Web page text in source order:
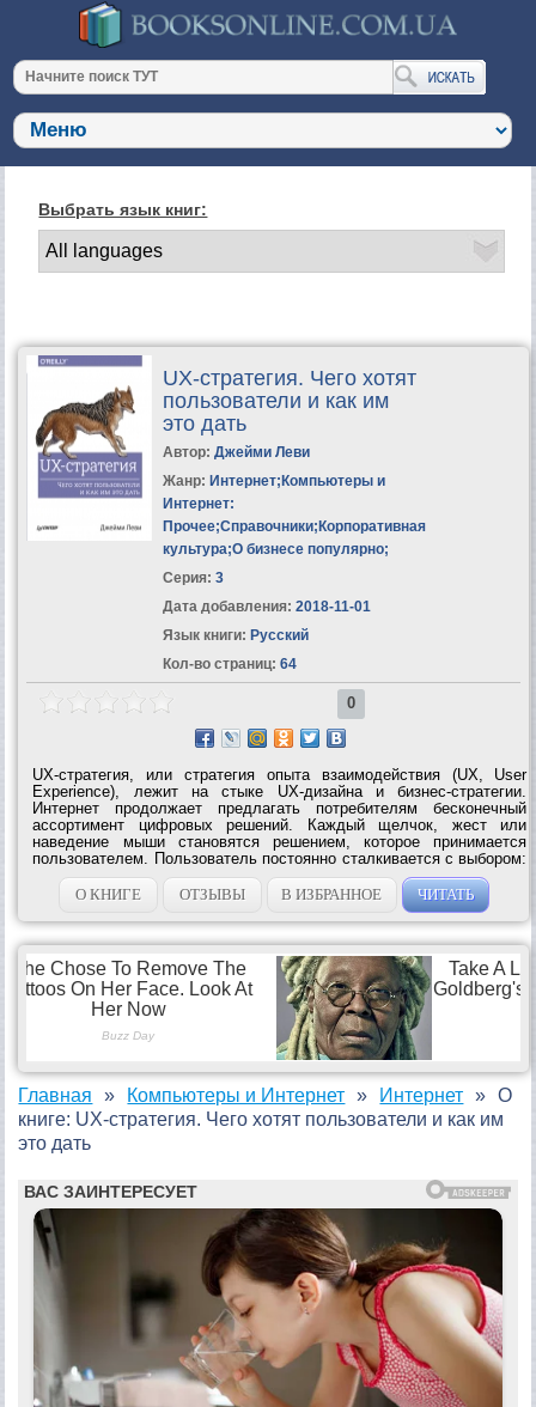
Выбрать язык книг:
UX-стратегия. Чего хотят
пользователи и как им
это дать
Автор: Джейми Леви
Жанр: Интернет; Компьютеры и
Интернет:
Прочее;Справочники; Корпоративная
культура;О бизнесе популярно;
Серия: 3
Дата добавления: 2018-11-01
Язык книги: Русский
Кол-во страниц: 64
0
UX-стратегия, или стратегия опыта взаимодействия (UX, User
Experience), лежит на стыке UX-дизайна и бизнес-стратегии.
Интернет продолжает предлагать потребителям бесконечный
ассортимент цифровых решений. Каждый щелчок, жест или
наведение мыши становятся решением, которое принимается
пользователем. Пользователь постоянно сталкивается с выбором:
покупать или не покупать, одобрить или высмеять, рассказать
другим или забыть, завершить или...
О КНИГЕ ОТЗЫВЫ В ИЗБРАННОЕ ЧИТАТЬ
Главная Компьютеры и Интернет Интернет
О
книге: UX-стратегия. Чего хотят пользователи и как им
это дать